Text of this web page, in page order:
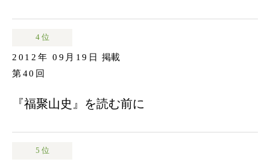
4 位
2012年 09月19日
掲載
第40回
『福聚山史』を読む前に
5 位